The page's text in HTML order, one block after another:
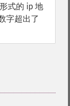
式的 ip 地
字超出了